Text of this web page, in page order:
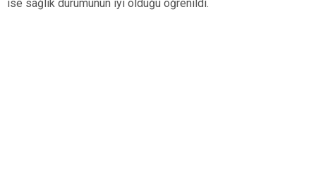
ise sağlık durumunun iyi olduğu öğrenildi.